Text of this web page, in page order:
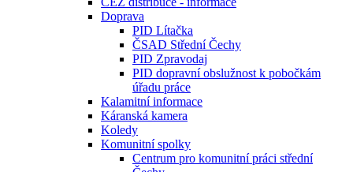
Doprava
PID Lítačka
ČSAD Střední Čechy
PID Zpravodaj
PID dopravní obslužnost k pobočkám
úřadu práce
Kalamitní informace
Káranská kamera
Koledy
Komunitní spolky
Centrum pro komunitní práci střední